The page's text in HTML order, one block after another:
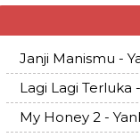
Janji Manismu -
Lagi Lagi Terluka
My Honey 2 -